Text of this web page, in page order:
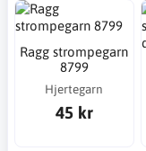
Ragg strompegarn
8799
Hjertegarn
45 kr